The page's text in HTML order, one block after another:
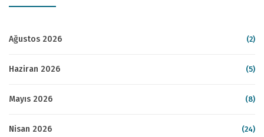
Ağustos 2026 (2)
Haziran 2026 (5)
Mayıs 2026 (8)
Nisan 2026 (24)